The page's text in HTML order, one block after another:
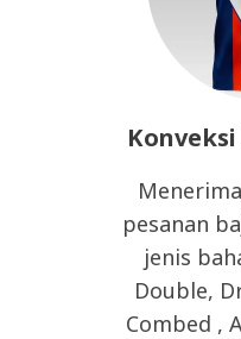
pesanan
jenis
Double,
Combed ,